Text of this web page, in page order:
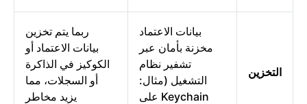
التخزين
بيانات الاعتماد
مخزنة بأمان عبر
تشفير نظام
التشغيل (مثال:
Keychain على
ربما يتم تخزين
بيانات الاعتماد أو
الكوكيز في الذاكرة
أو السجلات، مما
يزيد مخاطر